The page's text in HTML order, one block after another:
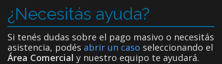
¿Necesitás ayuda?
Si tenés dudas sobre el pago masivo o necesitás
asistencia, podés abrir un caso seleccionando el
Área Comercial y nuestro equipo te ayudará.